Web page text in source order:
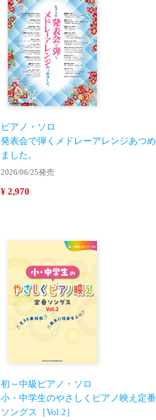
ピアノ・ソロ
発表会で弾くメドレーアレンジあつめ
ました。
2026/06/25発売
¥ 2,970
初～中級ピアノ・ソロ
小・中学生のやさしくピアノ映え定番
ソングス［Vol.2］